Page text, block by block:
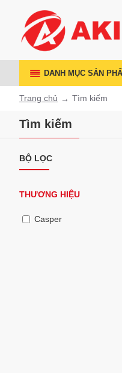
DANH MỤC SẢN
Trang chủ Tìm kiếm
Tìm kiếm
BỘ LỌC
THƯƠNG HIỆU
Casper